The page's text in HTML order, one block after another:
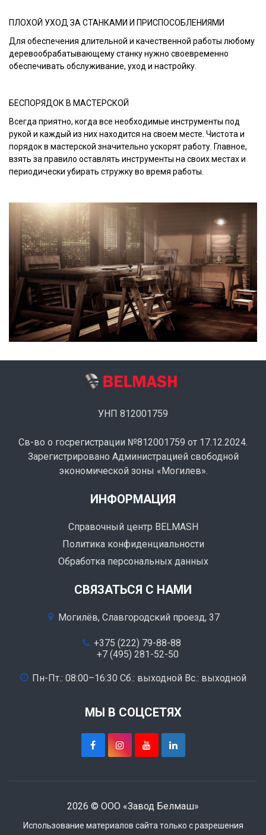
ПЛОХОЙ УХОД ЗА СТАНКАМИ И ПРИСПОСОБЛЕНИЯМИ
Для обеспечения длительной и качественной работы любому
деревообрабатывающему станку нужно своевременно
обеспечивать обслуживание, уход и настройку.
БЕСПОРЯДОК В МАСТЕРСКОЙ
Всегда приятно, когда все необходимые инструменты под
рукой и каждый из них находится на своем месте. Чистота и
порядок в мастерской значительно ускорят работу. Главное,
взять за правило оставлять инструменты на своих местах и
периодически убирать стружку во время работы.
УНП 812001759
Св-во о госрегистрации №812001759 от 17.12.2024.
Зарегистрировано Администрацией свободной
экономической зоны «Могилев».
ИНФОРМАЦИЯ
Справочный центр BELMASH
Политика конфиденциальности
Обработка персональных данных
СВЯЗАТЬСЯ С НАМИ
Могилёв, Славгородский проезд, 37
+375 (222) 79-88-88
+7 (495) 281-52-50
Пн-Пт.: 08:00–16:30 Сб.: выходной Вс.: выходной
МЫ В СОЦСЕТЯХ
2026 © ООО «Завод Белмаш»
Использование материалов сайта только с разрешения